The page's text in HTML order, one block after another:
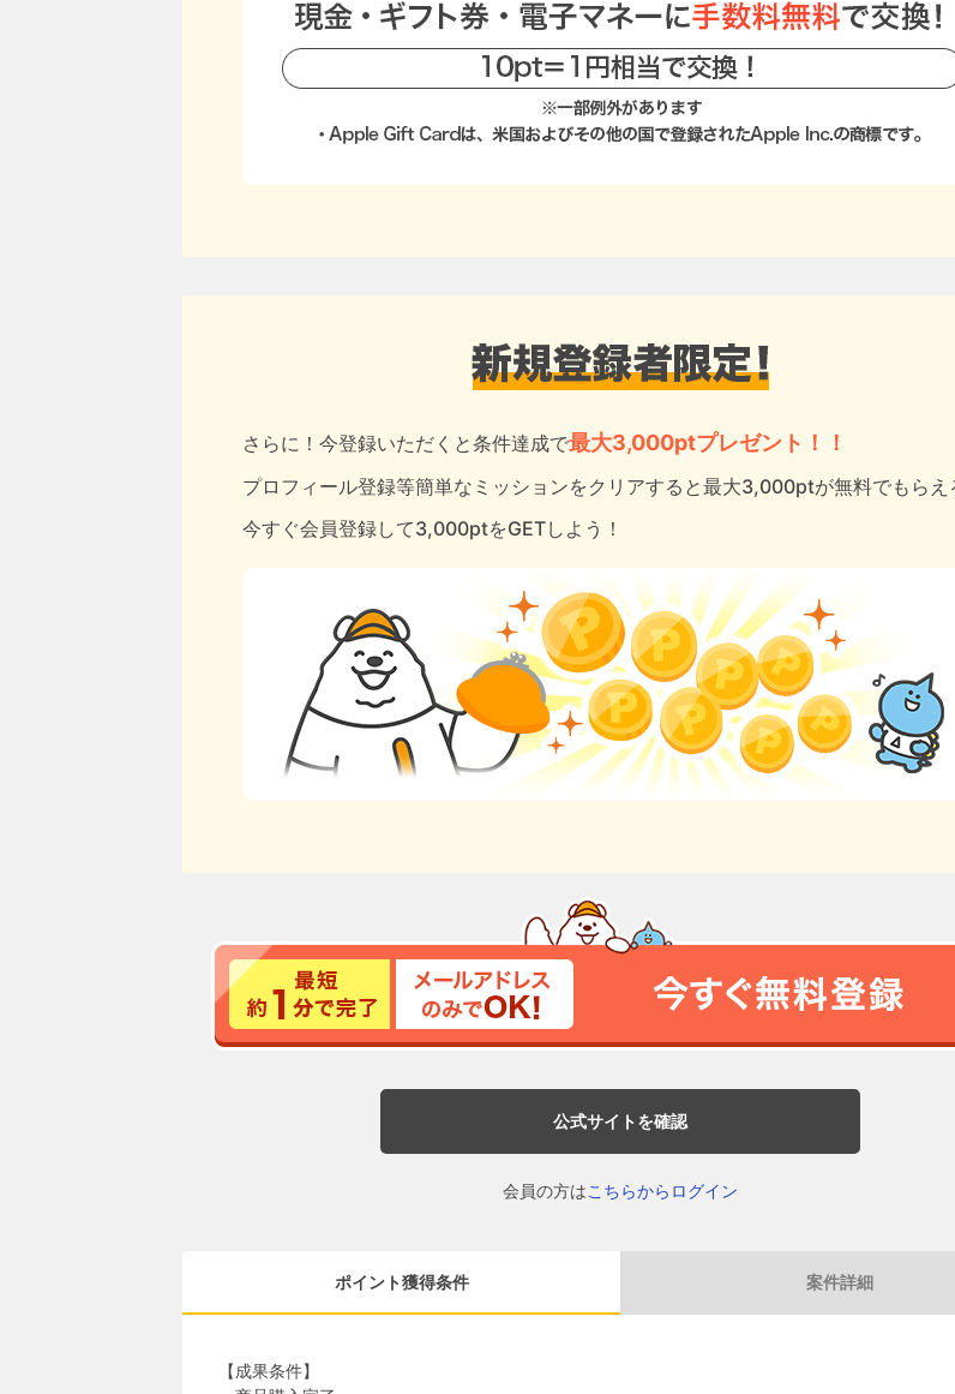
さらに！今登録いただくと条件達成で最大3,000ptプレゼント！！
プロフィール登録等簡単なミッションをクリアすると最大3,000ptが無料でもらえ
今すぐ会員登録して3,000ptをGETしよう！
公式サイトを確認
会員の方はこちらからログイン
ポイント獲得条件 案件詳細
【成果条件】